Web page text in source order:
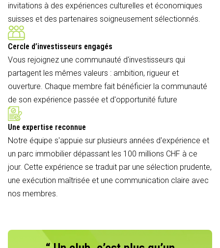
invitations à des expériences culturelles et économiques
suisses et des partenaires soigneusement sélectionnés.
Cercle d’investisseurs engagés
Vous rejoignez une communauté d'investisseurs qui
partagent les mêmes valeurs : ambition, rigueur et
ouverture. Chaque membre fait bénéficier la communauté
de son expérience passée et d'opportunité future
Une expertise reconnue
Notre équipe s'appuie sur plusieurs années d'expérience et
un parc immobilier dépassant les 100 millions CHF à ce
jour. Cette expérience se traduit par une sélection prudente,
une exécution maîtrisée et une communication claire avec
nos membres.